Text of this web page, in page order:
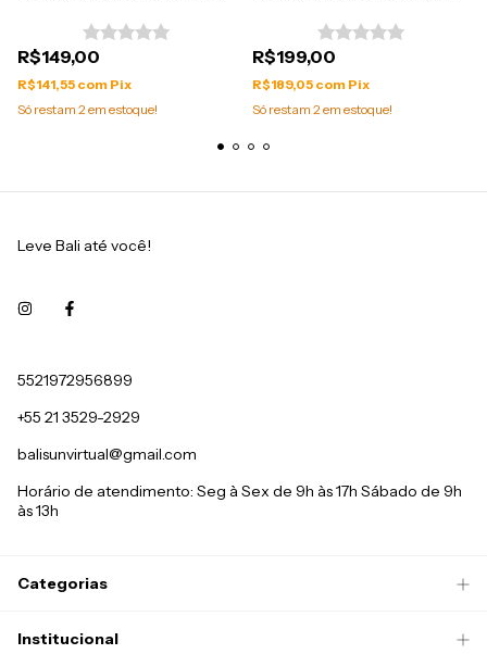
R$149,00
R$141,55 com Pix
Só restam 2em estoque!
R$199,00
R$189,05 com Pix
Só restam 2em estoque!
Leve Bali até você!
5521972956899
+55 21 3529-2929
balisunvirtual@gmail.com
Horário de atendimento: Seg à Sex de 9h às 17h Sábado de 9h
às 13h
Categorias
Institucional